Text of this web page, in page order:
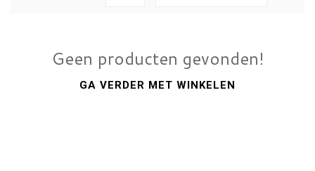
Geen producten gevonden!
GA VERDER MET WINKELEN